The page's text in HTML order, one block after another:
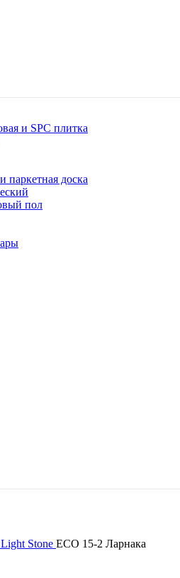
и SPC плитка
паркетная доска
пол
Light Stone ECO 15-2 Ларнака